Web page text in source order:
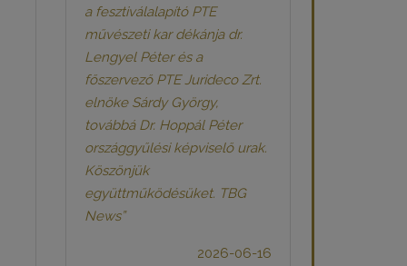
a fesztiválalapító PTE
művészeti kar dékánja dr.
Lengyel Péter és a
főszervező PTE Jurideco Zrt.
elnöke Sárdy György,
továbbá Dr. Hoppál Péter
országgyűlési képviselő urak.
Köszönjük
együttműködésüket. TBG
News”
2026-06-16